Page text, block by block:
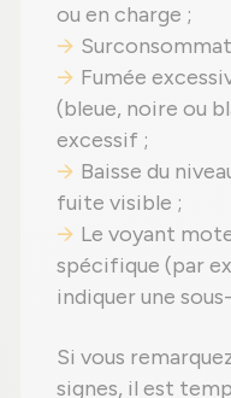
ou en charge ;
Fumée
(bleue, noire ou
excessif ;
Baisse du
fuite visible ;
Le voyant
spécifique (par
indiquer une
Si vous
signes, il est